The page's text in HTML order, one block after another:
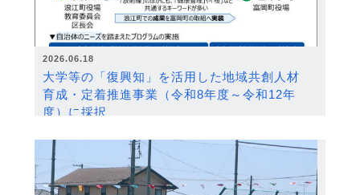
2026.06.18
大学等の「復興知」を活用した地域共創人材
育成・定着推進事業（令和8年度～令和12年
度）に採択